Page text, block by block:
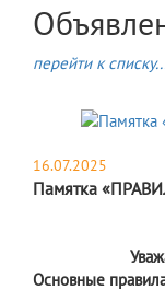
перейти к
16.07.2025
Памятка
Основные